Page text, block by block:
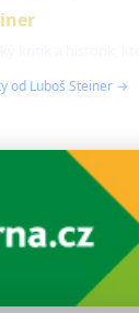
od Luboš Steiner →